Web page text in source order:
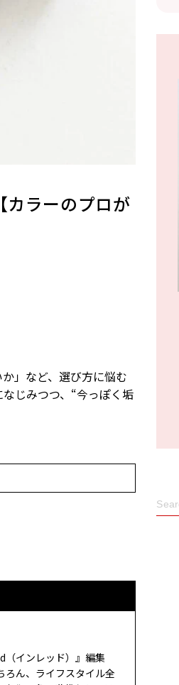
ラーのプロが
」など、選び方に悩む
じみつつ、“今っぽく垢
（インレッド）』編集
ろん、ライフスタイル全